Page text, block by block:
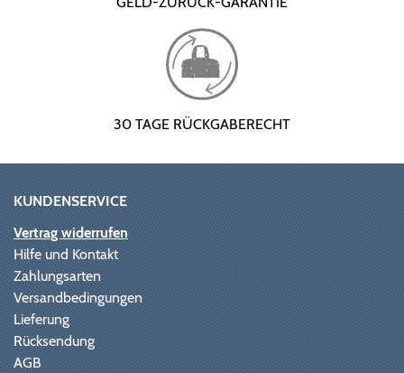
30 TAGE RÜCKGABERECHT
KUNDENSERVICE
Vertrag widerrufen
Hilfe und Kontakt
Zahlungsarten
Versandbedingungen
Lieferung
Rücksendung
AGB